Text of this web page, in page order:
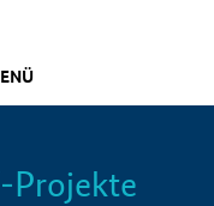
Info
Projekte